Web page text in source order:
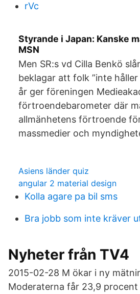
rVc
Styrande i Japan: Kanske
MSN
Men SR:s vd Cilla Benkö
beklagar att folk ”inte håller
år ger föreningen
förtroendebarometer där
allmänhetens förtroende
massmedier och
Asiens länder quiz
angular 2 material design
Kolla agare pa bil sms
Bra jobb som inte kräver
Nyheter från TV4
2015-02-28 M ökar i ny
Moderaterna får 23,9 procent